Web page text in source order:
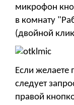
микрофон
в комнату
(двойной
Если желаете
следует
правой